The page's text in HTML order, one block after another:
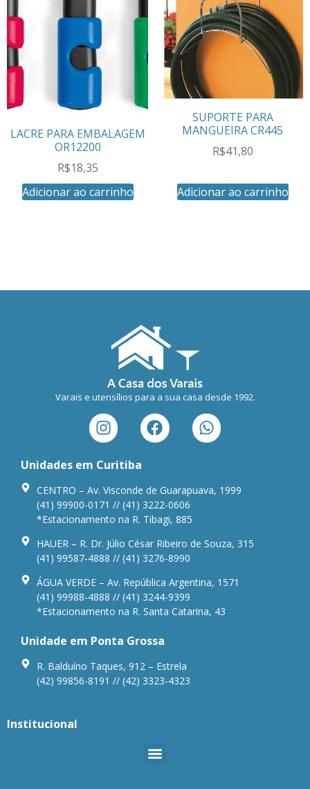
LACRE PARA EMBALAGEM
OR12200
R$18,35
Adicionar ao carrinho
SUPORTE PARA
MANGUEIRA CR445
R$41,80
Adicionar ao carrinho
Varais e utensílios para a sua casa desde 1992.
Unidades em Curitiba
CENTRO – Av. Visconde de Guarapuava, 1999
(41) 99900-0171 // (41) 3222-0606
*Estacionamento na R. Tibagi, 885
HAUER – R. Dr. Júlio César Ribeiro de Souza, 315
(41) 99587-4888 // (41) 3276-8990
ÁGUA VERDE – Av. República Argentina, 1571
(41) 99988-4888 // (41) 3244-9399
*Estacionamento na R. Santa Catarina, 43
Unidade em Ponta Grossa
R. Balduíno Taques, 912 – Estrela
(42) 99856-8191 // (42) 3323-4323
Institucional